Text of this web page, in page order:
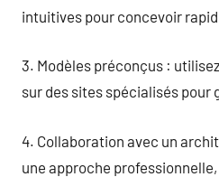
intuitives pour concevoir
3. Modèles préconçus :
sur des sites spécialisés pour
4. Collaboration avec un
une approche